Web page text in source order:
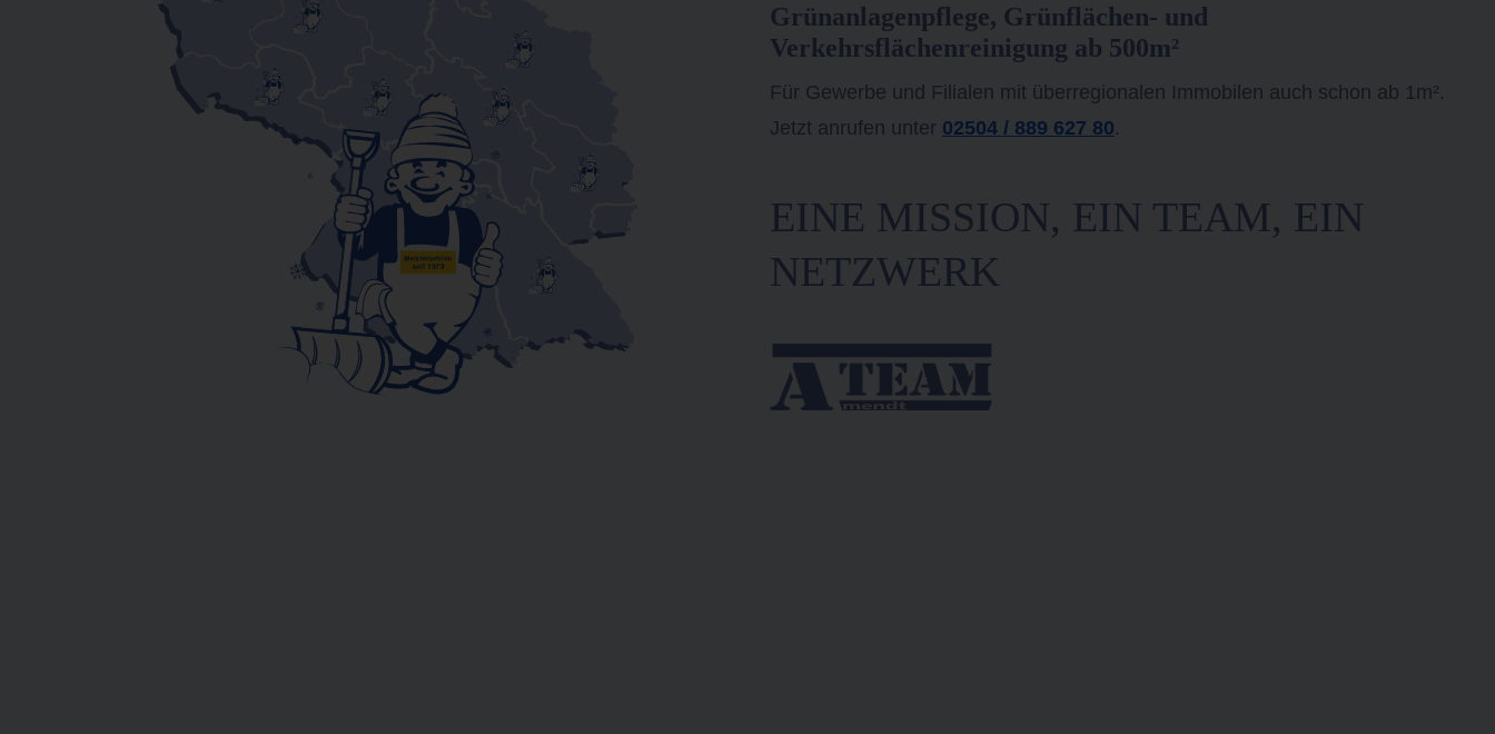
Grünanlagenpflege, Grünflächen- und
Verkehrsflächenreinigung ab 500m²
Für Gewerbe und Filialen mit überregionalen Immobilen auch schon ab 1m².
Jetzt anrufen unter 02504 / 889 627 80.
EINE MISSION, EIN TEAM, EIN
NETZWERK